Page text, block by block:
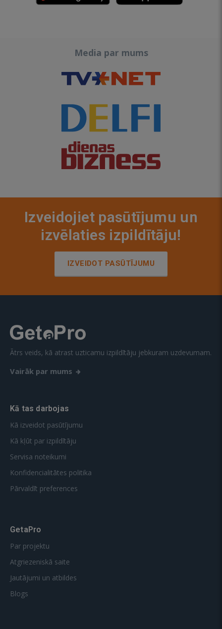
Media par mums
Izveidojiet pasūtījumu un
izvēlaties izpildītāju!
IZVEIDOT PASŪTĪJUMU
Ātrs veids, kā atrast uzticamu izpildītāju jebkuram uzdevumam.
Vairāk par mums
Kā tas darbojas
Kā izveidot pasūtījumu
Kā kļūt par izpildītāju
Servisa noteikumi
Konfidencialitātes politika
Pārvaldīt preferences
GetaPro
Par projektu
Atgriezeniskā saite
Jautājumi un atbildes
Blogs